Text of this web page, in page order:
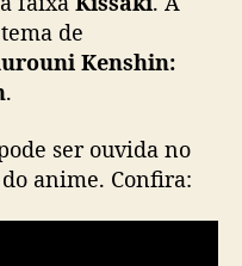
e
R
e
r
á
de
Kenshin:
.
ser ouvida no
anime. Confira: